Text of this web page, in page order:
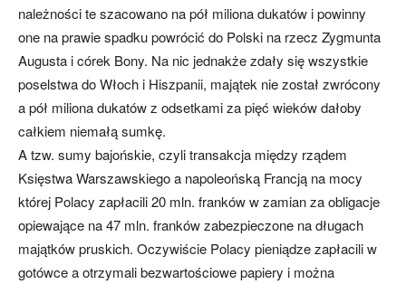
należności te szacowano na pół miliona dukatów i powinny
one na prawie spadku powrócić do Polski na rzecz Zygmunta
Augusta i córek Bony. Na nic jednakże zdały się wszystkie
poselstwa do Włoch i Hiszpanii, majątek nie został zwrócony
a pół miliona dukatów z odsetkami za pięć wieków dałoby
całkiem niemałą sumkę.
A tzw. sumy bajońskie, czyli transakcja między rządem
Księstwa Warszawskiego a napoleońską Francją na mocy
której Polacy zapłacili 20 mln. franków w zamian za obligacje
opiewające na 47 mln. franków zabezpieczone na długach
majątków pruskich. Oczywiście Polacy pieniądze zapłacili w
gotówce a otrzymali bezwartościowe papiery i można